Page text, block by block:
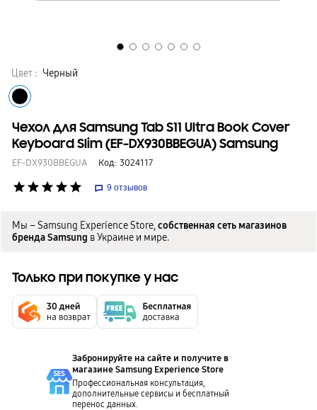
Цвет : Черный
Чехол для Samsung Tab S11 Ultra Book Cover
Keyboard Slim (EF-DX930BBEGUA) Samsung
EF-DX930BBEGUA Код: 3024117
star star star star star 9 отзывов
Мы – Samsung Experience Store,собственная сеть магазинов
бренда Samsung в Украине и мире.
Только при покупке у нас
Забронируйте на сайте и получите в
магазинеSamsung Experience Store
Профессиональная консультация,
дополнительные сервисы и бесплатный
перенос данных.